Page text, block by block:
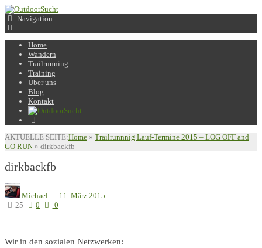
Navigation
Home
Wandern
Trailrunning
Training
Über uns
Blog
Kontakt
AKTUELLE SEITE:Home » Trailrunnnig Lauf-Termine 2015 – LOG OFF and
GO RUN » dirkbackfb
dirkbackfb
Michael — 11. März 2015
25
0 0
Wir in den sozialen Netzwerken: